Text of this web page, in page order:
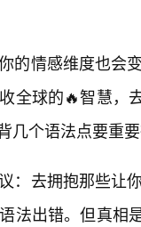
的情感维度也会
全球的🔥智慧，
个语法点要重要
：去拥抱那些让
法出错。但真相